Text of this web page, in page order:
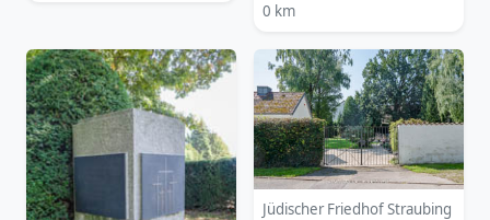
0 km
Jüdischer Friedhof Straubing